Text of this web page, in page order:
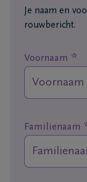
Ons
vragen
Je naam en
rouwbericht.
Voornaam *
Familienaam